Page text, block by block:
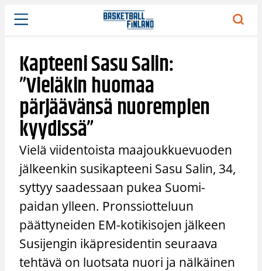
Siirry
sisältöön
Kapteeni Sasu Salin:
”Vieläkin huomaa
pärjäävänsä nuorempien
kyydissä”
Vielä viidentoista maajoukkuevuoden
jälkeenkin susikapteeni Sasu Salin, 34,
syttyy saadessaan pukea Suomi-
paidan ylleen. Pronssiotteluun
päättyneiden EM-kotikisojen jälkeen
Susijengin ikäpresidentin seuraava
tehtävä on luotsata nuori ja nälkäinen